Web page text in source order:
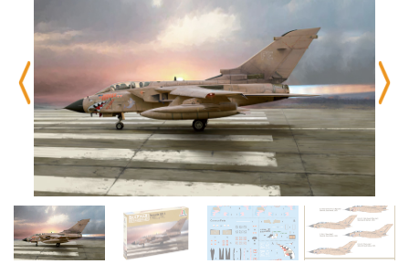
Previous